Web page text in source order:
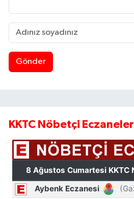
Gönder
KKTC Nöbetçi Eczaneler